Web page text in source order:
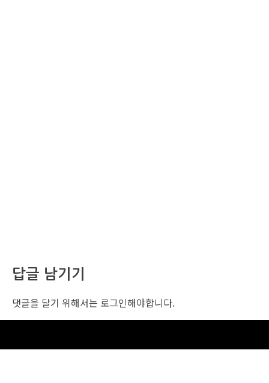
답글 남기기
댓글을 달기 위해서는 로그인해야합니다.